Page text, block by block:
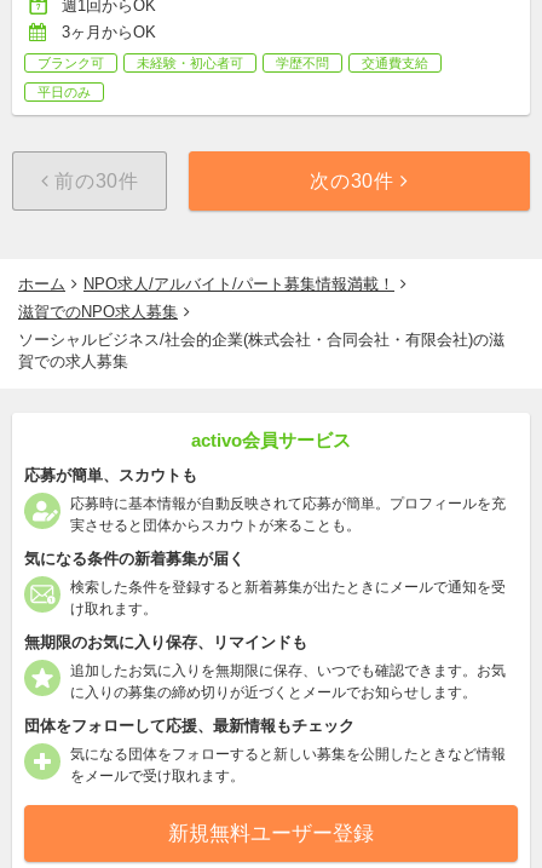
週1回からOK
3ヶ月からOK
ブランク可 未経験・初心者可 学歴不問
交通費支給
平日のみ
前の30件 次の30件
ホーム
NPO求人/アルバイト/パート募集情報満載！
滋賀でのNPO求人募集
ソーシャルビジネス/社会的企業(株式会社・合同会社・有限会社)の滋
賀での求人募集
activo会員サービス
応募が簡単、スカウトも
応募時に基本情報が自動反映されて応募が簡単。プロフィールを充
実させると団体からスカウトが来ることも。
気になる条件の新着募集が届く
検索した条件を登録すると新着募集が出たときにメールで通知を受
け取れます。
無期限のお気に入り保存、リマインドも
追加したお気に入りを無期限に保存、いつでも確認できます。お気
に入りの募集の締め切りが近づくとメールでお知らせします。
団体をフォローして応援、最新情報もチェック
気になる団体をフォローすると新しい募集を公開したときなど情報
をメールで受け取れます。
新規無料ユーザー登録